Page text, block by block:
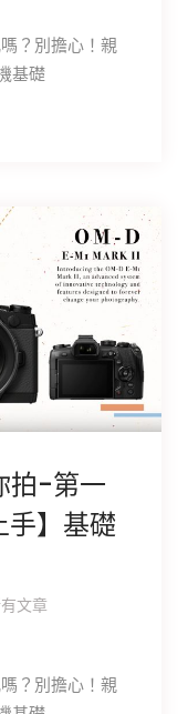
？別擔心！親
基礎
拍-第一
手】基礎
文章
？別擔心！親